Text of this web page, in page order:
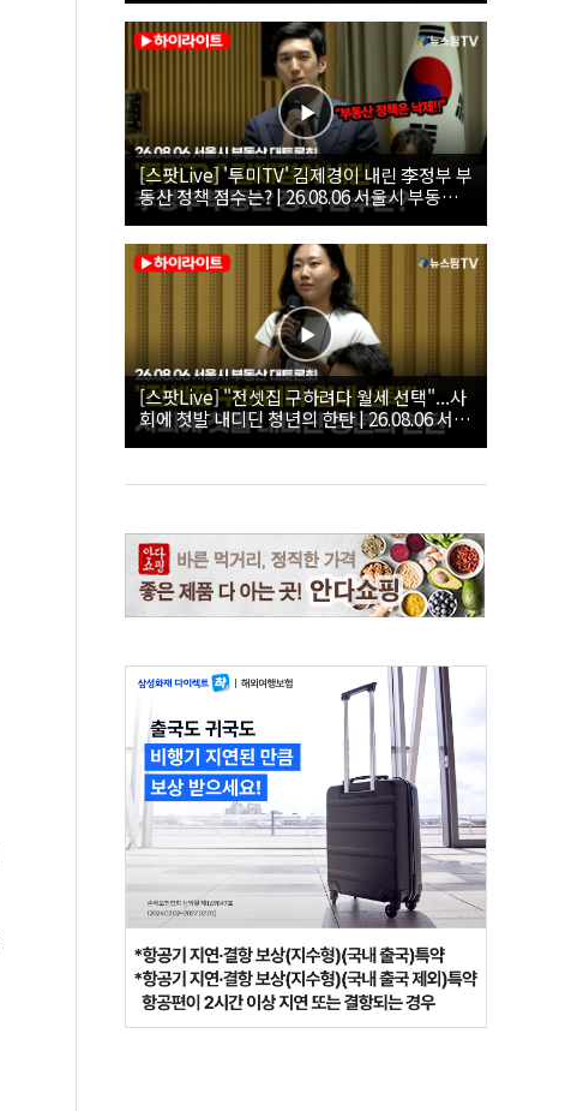
[스팟Live] '투미TV' 김제경이 내린 李정부 부
동산 정책 점수는? | 26.08.06 서울시 부동산
대토론회
[스팟Live] "전셋집 구하려다 월세 선택"...사
회에 첫발 내디딘 청년의 한탄 | 26.08.06 서울
시 부동산 대토론회